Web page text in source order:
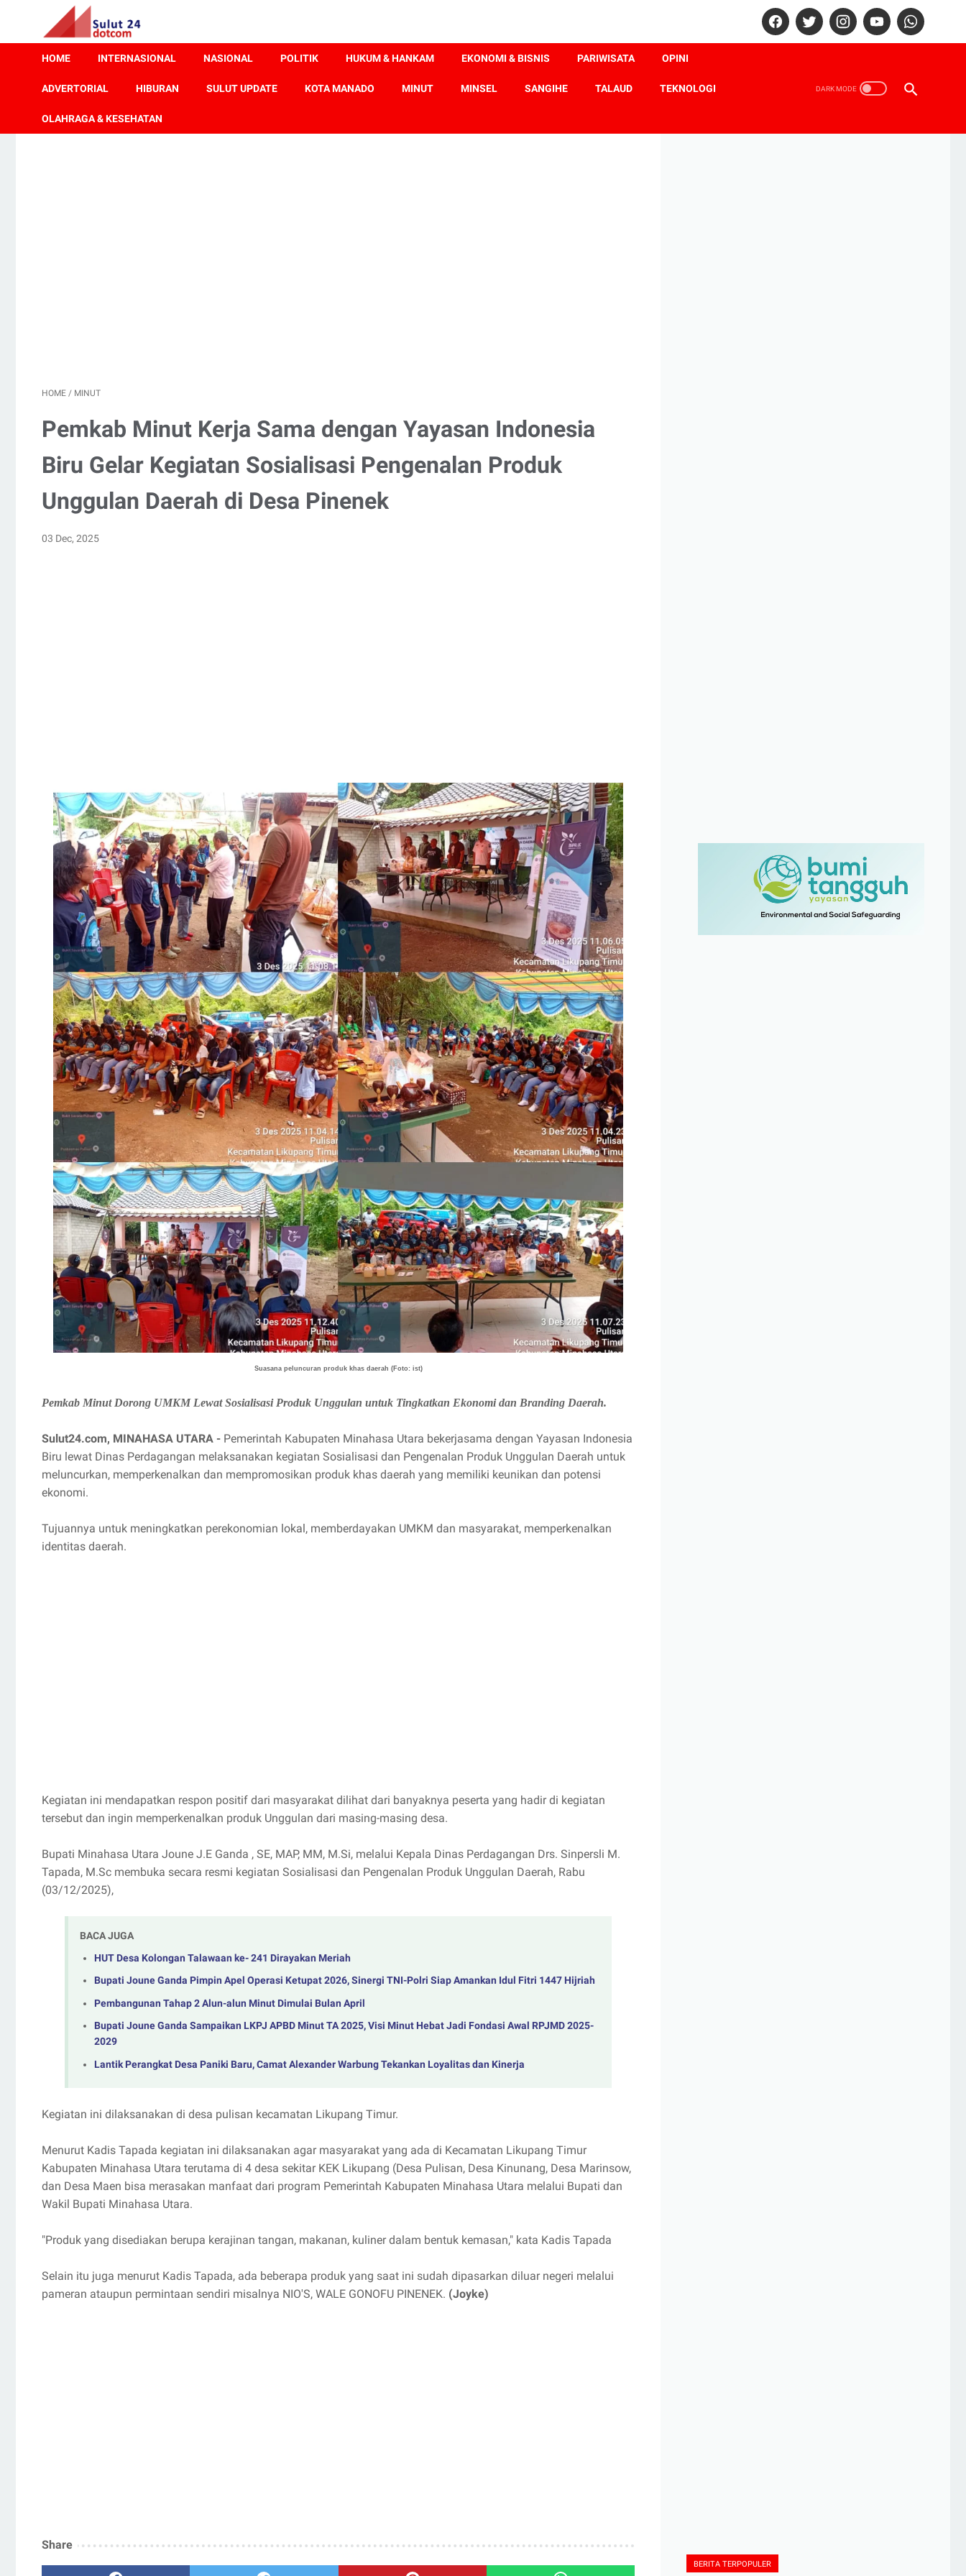
HOME INTERNASIONAL NASIONAL POLITIK HUKUM & HANKAM EKONOMI & BISNIS PARIWISATA OPINI
ADVERTORIAL HIBURAN SULUT UPDATE KOTA MANADO MINUT MINSEL SANGIHE TALAUD TEKNOLOGI
OLAHRAGA & KESEHATAN
HOME / MINUT
Pemkab Minut Kerja Sama dengan Yayasan Indonesia
Biru Gelar Kegiatan Sosialisasi Pengenalan Produk
Unggulan Daerah di Desa Pinenek
03 Dec, 2025
Suasana peluncuran produk khas daerah (Foto: ist)
Pemkab Minut Dorong UMKM Lewat Sosialisasi Produk Unggulan untuk Tingkatkan Ekonomi dan Branding Daerah.
Sulut24.com, MINAHASA UTARA - Pemerintah Kabupaten Minahasa Utara bekerjasama dengan Yayasan Indonesia
Biru lewat Dinas Perdagangan melaksanakan kegiatan Sosialisasi dan Pengenalan Produk Unggulan Daerah untuk
meluncurkan, memperkenalkan dan mempromosikan produk khas daerah yang memiliki keunikan dan potensi
ekonomi.
Tujuannya untuk meningkatkan perekonomian lokal, memberdayakan UMKM dan masyarakat, memperkenalkan
identitas daerah.
Kegiatan ini mendapatkan respon positif dari masyarakat dilihat dari banyaknya peserta yang hadir di kegiatan
tersebut dan ingin memperkenalkan produk Unggulan dari masing-masing desa.
Bupati Minahasa Utara Joune J.E Ganda , SE, MAP, MM, M.Si, melalui Kepala Dinas Perdagangan Drs. Sinpersli M.
Tapada, M.Sc membuka secara resmi kegiatan Sosialisasi dan Pengenalan Produk Unggulan Daerah, Rabu
(03/12/2025),
BACA JUGA
HUT Desa Kolongan Talawaan ke- 241 Dirayakan Meriah
Bupati Joune Ganda Pimpin Apel Operasi Ketupat 2026, Sinergi TNI-Polri Siap Amankan Idul Fitri 1447 Hijriah
Pembangunan Tahap 2 Alun-alun Minut Dimulai Bulan April
‎Bupati Joune Ganda Sampaikan LKPJ APBD Minut TA 2025, Visi Minut Hebat Jadi Fondasi Awal RPJMD 2025-
2029
Lantik Perangkat Desa Paniki Baru, Camat Alexander Warbung Tekankan Loyalitas dan Kinerja
Kegiatan ini dilaksanakan di desa pulisan kecamatan Likupang Timur.
Menurut Kadis Tapada kegiatan ini dilaksanakan agar masyarakat yang ada di Kecamatan Likupang Timur
Kabupaten Minahasa Utara terutama di 4 desa sekitar KEK Likupang (Desa Pulisan, Desa Kinunang, Desa Marinsow,
dan Desa Maen bisa merasakan manfaat dari program Pemerintah Kabupaten Minahasa Utara melalui Bupati dan
Wakil Bupati Minahasa Utara.
"Produk yang disediakan berupa kerajinan tangan, makanan, kuliner dalam bentuk kemasan," kata Kadis Tapada
Selain itu juga menurut Kadis Tapada, ada beberapa produk yang saat ini sudah dipasarkan diluar negeri melalui
pameran ataupun permintaan sendiri misalnya NIO'S, WALE GONOFU PINENEK. (Joyke)
Share
BERITA TERPOPULER